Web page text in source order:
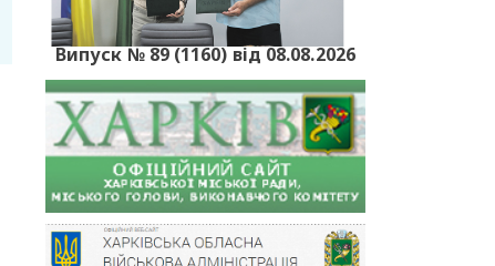
Випуск № 89 (1160) від 08.08.2026